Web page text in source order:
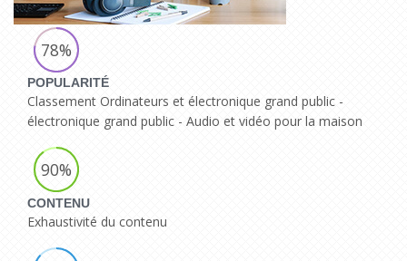
78%
POPULARITÉ
Classement Ordinateurs et électronique grand public -
électronique grand public - Audio et vidéo pour la maison
90%
CONTENU
Exhaustivité du contenu